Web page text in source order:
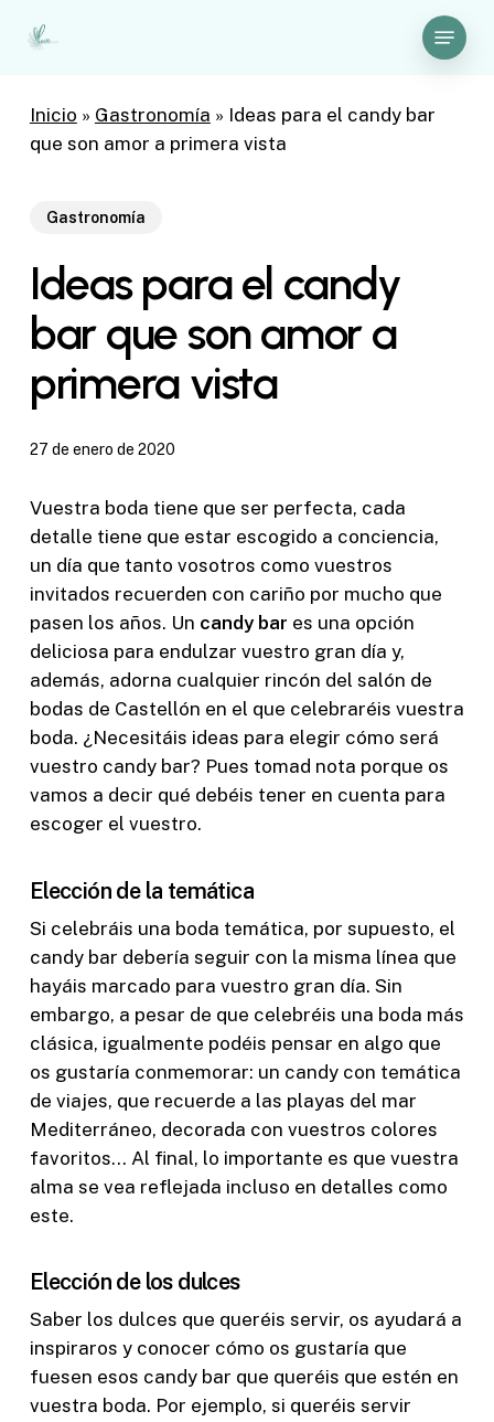
Menu
Inicio » Gastronomía » Ideas para el candy bar
que son amor a primera vista
Gastronomía
Ideas para el candy
bar que son amor a
primera vista
27 de enero de 2020
Vuestra boda tiene que ser perfecta, cada
detalle tiene que estar escogido a conciencia,
un día que tanto vosotros como vuestros
invitados recuerden con cariño por mucho que
pasen los años. Un candy bar es una opción
deliciosa para endulzar vuestro gran día y,
además, adorna cualquier rincón del salón de
bodas de Castellón en el que celebraréis vuestra
boda. ¿Necesitáis ideas para elegir cómo será
vuestro candy bar? Pues tomad nota porque os
vamos a decir qué debéis tener en cuenta para
escoger el vuestro.
Elección de la temática
Si celebráis una boda temática, por supuesto, el
candy bar debería seguir con la misma línea que
hayáis marcado para vuestro gran día. Sin
embargo, a pesar de que celebréis una boda más
clásica, igualmente podéis pensar en algo que
os gustaría conmemorar: un candy con temática
de viajes, que recuerde a las playas del mar
Mediterráneo, decorada con vuestros colores
favoritos… Al final, lo importante es que vuestra
alma se vea reflejada incluso en detalles como
este.
Elección de los dulces
Saber los dulces que queréis servir, os ayudará a
inspiraros y conocer cómo os gustaría que
fuesen esos candy bar que queréis que estén en
vuestra boda. Por ejemplo, si queréis servir